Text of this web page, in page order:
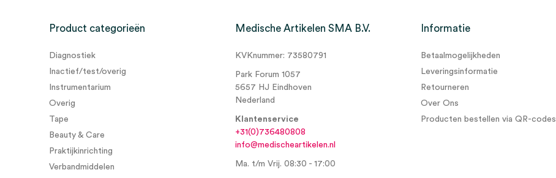
Product categorieën
Diagnostiek
Inactief/test/overig
Instrumentarium
Overig
Tape
Beauty & Care
Praktijkinrichting
Verbandmiddelen
Medische Artikelen SMA B.V.
KVKnummer: 73580791
Park Forum 1057
5657 HJ Eindhoven
Nederland
Klantenservice
+31(0)736480808
info@medischeartikelen.nl
Ma. t/m Vrij. 08:30 - 17:00
Informatie
Betaalmogelijkheden
Leveringsinformatie
Retourneren
Over Ons
Producten bestellen via QR-codes